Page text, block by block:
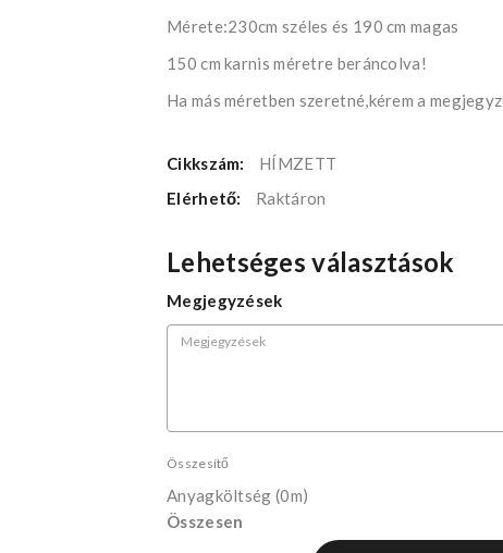
Mérete:230cm széles és 190 cm magas
150 cm karnis méretre beráncolva!
Ha más méretben szeretné,kérem a
Cikkszám:
HÍMZETT
Elérhető:
Raktáron
Lehetséges választások
Megjegyzések
Összesítő
Anyagköltség (0m)
Összesen